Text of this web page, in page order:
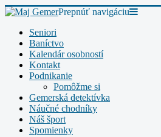
Prepnúť navigáciu
Seniori
Baníctvo
Kalendár osobností
Kontakt
Podnikanie
Pomôžme si
Gemerská detektívka
Náučné chodníky
Náš šport
Spomienky